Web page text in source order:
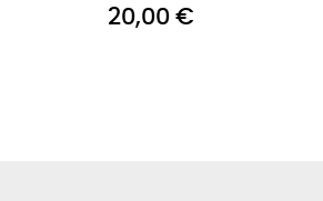
19,90 €